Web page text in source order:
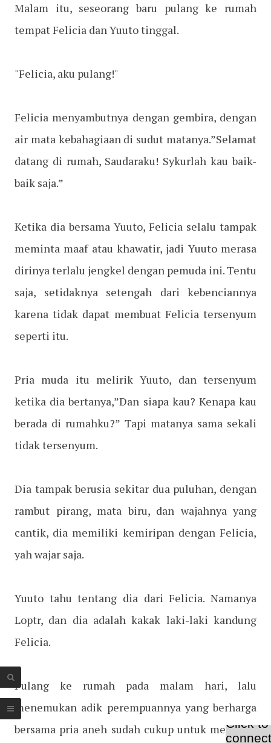
Malam itu, seseorang baru pulang ke rumah
tempat Felicia dan Yuuto tinggal.
"Felicia, aku pulang!"
Felicia menyambutnya dengan gembira, dengan
air mata kebahagiaan di sudut matanya.”Selamat
datang di rumah, Saudaraku! Sykurlah kau baik-
baik saja.”
Ketika dia bersama Yuuto, Felicia selalu tampak
meminta maaf atau khawatir, jadi Yuuto merasa
dirinya terlalu jengkel dengan pemuda ini. Tentu
saja, setidaknya setengah dari kebenciannya
karena tidak dapat membuat Felicia tersenyum
seperti itu.
Pria muda itu melirik Yuuto, dan tersenyum
ketika dia bertanya,”Dan siapa kau? Kenapa kau
berada di rumahku?” Tapi matanya sama sekali
tidak tersenyum.
Dia tampak berusia sekitar dua puluhan, dengan
rambut pirang, mata biru, dan wajahnya yang
cantik, dia memiliki kemiripan dengan Felicia,
yah wajar saja.
Yuuto tahu tentang dia dari Felicia. Namanya
Loptr, dan dia adalah kakak laki-laki kandung
Felicia.
Pulang ke rumah pada malam hari, lalu
menemukan adik perempuannya yang berharga
bersama pria aneh sudah cukup untuk membuat